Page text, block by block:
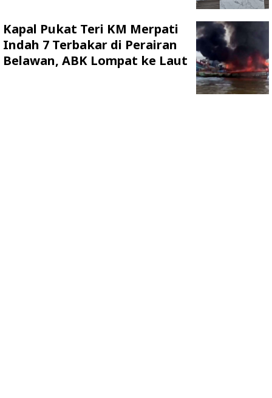
Kapal Pukat Teri KM Merpati
Indah 7 Terbakar di Perairan
Belawan, ABK Lompat ke Laut